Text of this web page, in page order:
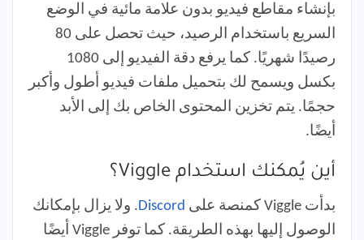
بإنشاء مقاطع فيديو بدون علامة مائية في الوضع
السريع باستخدام الرصيد، حيث تحصل على 80
رصيدًا شهريًا. كما يرفع دقة الفيديو إلى 1080
بكسل ويسمح لك بتحميل ملفات فيديو أطول وأكبر
حجمًا. يتم تخزين المحتوى الخاص بك إلى الأبد
أيضًا.
أين يُمكنك استخدام Viggle؟
بدأت Viggle كمنصة على Discord. ولا يزال بإمكانك
الوصول إليها بهذه الطريقة. كما توفر Viggle أيضًا